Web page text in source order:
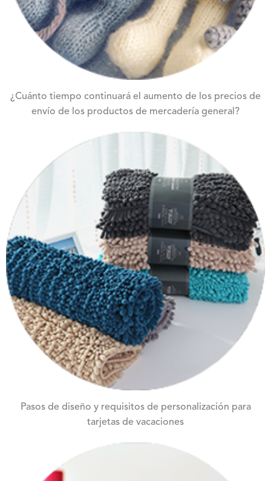
¿Cuánto tiempo continuará el aumento de los precios de
envío de los productos de mercadería general?
Pasos de diseño y requisitos de personalización para
tarjetas de vacaciones